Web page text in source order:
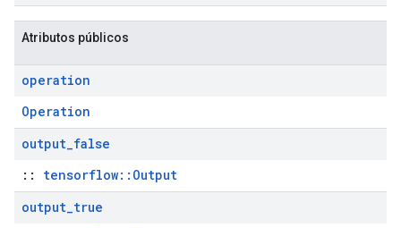
Atributos públicos
operation
Operation
output_false
:: tensorflow::Output
output_true